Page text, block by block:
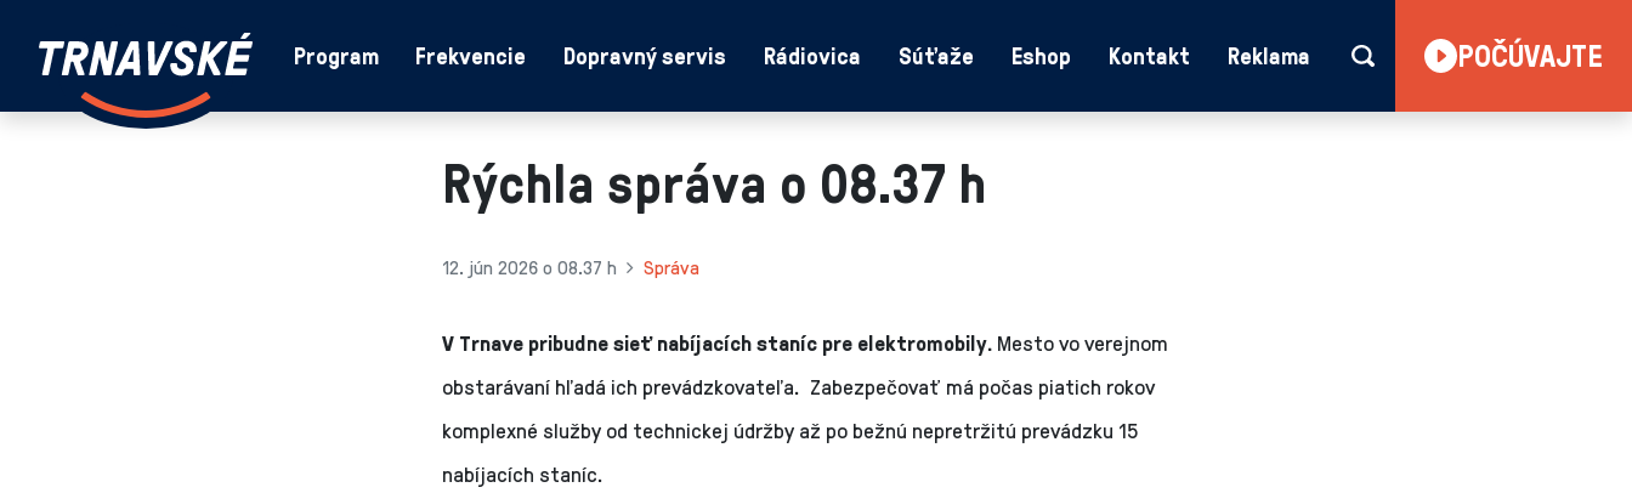
Skočiť na obsah
TrnavskéProgram Frekvencie Dopravný servis Rádiovica Súťaže Eshop Kontakt Reklama POČÚVAJTE
Rýchla správa o 08.37 h
12. jún 2026 o 08.37 h Správa
V Trnave pribudne sieť nabíjacích staníc pre elektromobily. Mesto vo verejnom
obstarávaní hľadá ich prevádzkovateľa. Zabezpečovať má počas piatich rokov
komplexné služby od technickej údržby až po bežnú nepretržitú prevádzku 15
nabíjacích staníc.